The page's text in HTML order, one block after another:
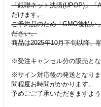
「銀聯ネット決済(UPOP)」「
だけます。
ご予約品のため「GMO後払い
ださい。
商品は2025年10月下旬以降、
※受注キャンセル分の販売と
​※サイン対応後の発送となり
間程度お時間がかかります。
予めごご了承いただきますよ